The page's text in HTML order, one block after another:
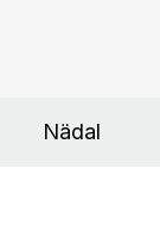
Nädal